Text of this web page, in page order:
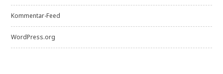
Kommentar-Feed
WordPress.org